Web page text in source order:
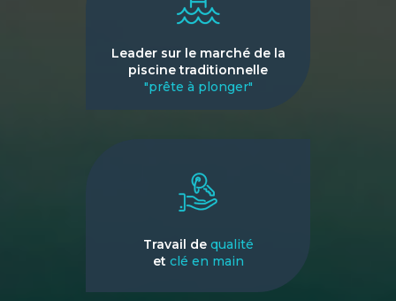
Leader sur le marché de la
piscine traditionnelle
"prête à plonger"
Travail de qualité
et clé en main